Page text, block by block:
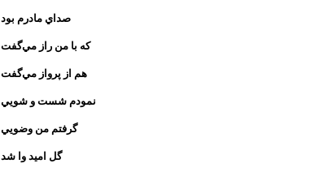
صداي مادرم بود
كه با من راز مي‌گفت
هم از پرواز مي‌گفت
نمودم شست و شويي
گرفتم من وضويي
گل اميد وا شد